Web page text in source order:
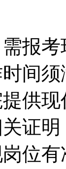
报
间
供
证
位